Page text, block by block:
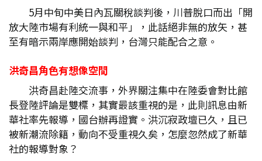
5月中旬中美日內瓦關稅談判後，川普脫口而出「開
放大陸市場有利統一與和平」，此話絕非無的放矢，甚
至有暗示兩岸應開始談判，台灣只能配合之意。
洪奇昌角色有想像空間
洪奇昌赴陸交流事，外界關注集中在陸委會對比館
長登陸評論是雙標，其實最該重視的是，此則訊息由新
華社率先報導，國台辦再證實。洪沉寂政壇已久，且已
被新潮流除籍，動向不受重視久矣，怎麼忽然成了新華
社的報導對象？